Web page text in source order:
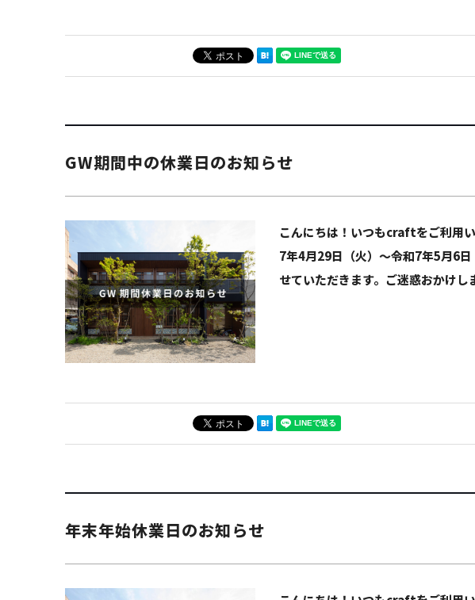
GW期間中の休業日のお知らせ
こんにちは！いつもcraftをご利用
7年4月29日（火）～令和7年5月6
せていただきます。ご迷惑おかけ
年末年始休業日のお知らせ